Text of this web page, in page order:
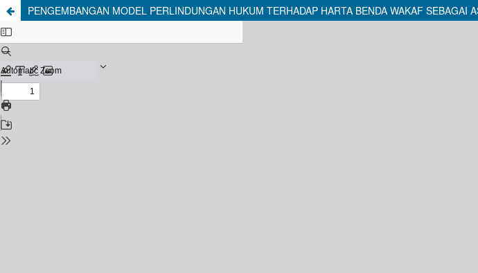
PENGEMBANGAN MODEL PERLINDUNGAN HUKUM TERHADAP HARTA BENDA WAKAF SEBAGAI